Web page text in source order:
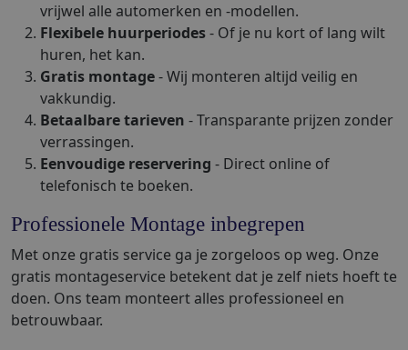
vrijwel alle automerken en -modellen.
Flexibele huurperiodes- Of je nu kort of lang wilt
huren, het kan.
Gratis montage- Wij monteren altijd veilig en
vakkundig.
Betaalbare tarieven - Transparante prijzen zonder
verrassingen.
Eenvoudige reservering - Direct online of
telefonisch te boeken.
Professionele Montage inbegrepen
Met onze gratis service ga je zorgeloos op weg. Onze
gratis montageservice betekent dat je zelf niets hoeft te
doen. Ons team monteert alles professioneel en
betrouwbaar.